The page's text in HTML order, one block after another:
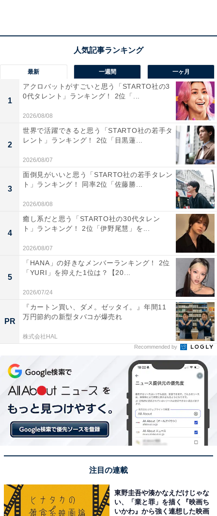
もカッコよかったです（38歳女性）」「凛とした薩摩お
演技に惹き込まれました（37歳女性）」「品のある美し
さがとても印象的（29歳男性）」など、凛とした姿や、
薩摩弁が格好良かったとの声が多く寄せられました。
第2位：北川景子（『西郷どん』／2018年）
第2位は、北川景子さん。2018年に放送されたNHK大河
ドラマ『西郷どん』で、大河ドラマ初出演を果たしまし
た。鈴木亮平さんが演じる西郷隆盛に淡い恋心を寄せな
がらも、家定にこし入れする、強さの中にも繊細さを持
った天璋院篤姫を演じました。
回答者からは、「美人で表情からも強気な雰囲気の演技
がとてもよかったです（52歳女性）」「気性の激しさが
表情にでている所が、北川景子さんに合っていると思う
から（57歳男性）」「きれいで力強い女性で、見習いた
い部分が多くあったから（30歳女性）」など、気高く強
気な表情が美しかったとの声が多数寄せられています。
さらに、「凛とした美しさが格別。やわなおひいさまで
はないと描くのが好感が持てた（49歳女性）」「北川景
最新 一週間 一ヶ月
1
アクロバットがすごいと思う「STARTO社の3
0代タレント」ランキング！ 2位「...
2026/08/08
2
世界で活躍できると思う「STARTO社の若手タ
レント」ランキング！ 2位「目黒蓮...
2026/08/07
3
面倒見がいいと思う「STARTO社の若手タレン
ト」ランキング！ 同率2位「佐藤勝...
2026/08/08
4
癒し系だと思う「STARTO社の30代タレン
ト」ランキング！ 2位「伊野尾慧」を...
2026/08/07
5
「HANA」の好きなメンバーランキング！ 2位
「YURI」を抑えた1位は？【20...
2026/07/24
PR
『カートン買い、ダメ。ゼッタイ。』年間11
万円節約の新型タバコが爆売れ
株式会社HAL
Recommended by
注目の連載
東野圭吾や湊かなえだけじゃな
い、「業と罪」を描く『映画ち
いかわ』から強く連想した映画